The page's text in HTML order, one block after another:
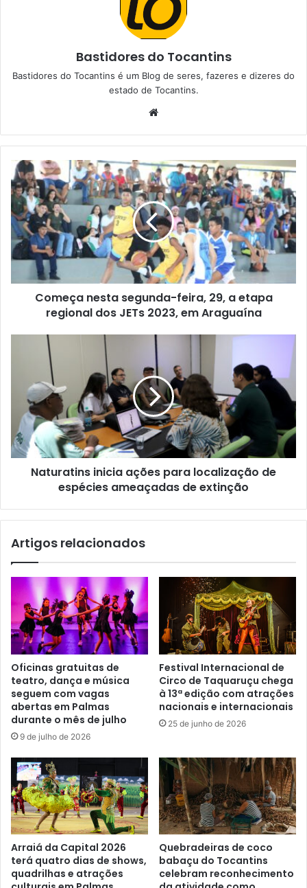
Bastidores do Tocantins
Bastidores do Tocantins é um Blog de seres, fazeres e dizeres do
estado de Tocantins.
b
s
i
t
e
Começa nesta segunda-feira, 29, a etapa
regional dos JETs 2023, em Araguaína
Naturatins inicia ações para localização de
espécies ameaçadas de extinção
Artigos relacionados
Oficinas gratuitas de
teatro, dança e música
seguem com vagas
abertas em Palmas
durante o mês de julho
9 de julho de 2026
Festival Internacional de
Circo de Taquaruçu chega
à 13ª edição com atrações
nacionais e internacionais
25 de junho de 2026
Arraiá da Capital 2026
terá quatro dias de shows,
quadrilhas e atrações
Quebradeiras de coco
babaçu do Tocantins
celebram reconhecimento